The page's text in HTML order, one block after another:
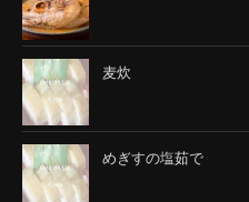
麦炊
めぎすの塩茹で